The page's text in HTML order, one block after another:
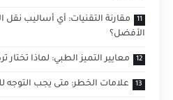
مقارنة التقنيات: أي أساليب
الأفضل؟
معايير التميز الطبي: لماذا
علامات الخطر: متى يجب التوجه